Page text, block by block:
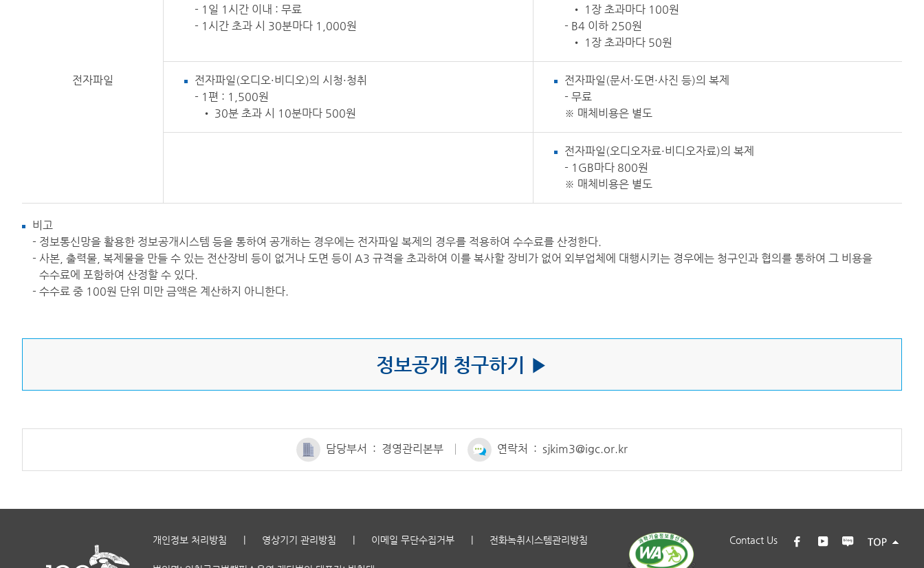
전자파일
- 1일 1시간 이내 : 무료
- 1시간 초과 시 30분마다 1,000원
• 1장 초과마다 100원
- B4 이하 250원
• 1장 초과마다 50원
전자파일(오디오·비디오)의 시청·청취
- 1편 : 1,500원
• 30분 초과 시 10분마다 500원
전자파일(문서·도면·사진 등)의 복제
- 무료
※ 매체비용은 별도
전자파일(오디오자료·비디오자료)의 복제
- 1GB마다 800원
※ 매체비용은 별도
비고
- 정보통신망을 활용한 정보공개시스템 등을 통하여 공개하는 경우에는 전자파일 복제의 경우를 적용하여 수수료를 산정한다.
- 사본, 출력물, 복제물을 만들 수 있는 전산장비 등이 없거나 도면 등이 A3 규격을 초과하여 이를 복사할 장비가 없어 외부업체에 대행시키는 경우에는 청구인과 협의를 통하여 그 비용을
수수료에 포함하여 산정할 수 있다.
- 수수료 중 100원 단위 미만 금액은 계산하지 아니한다.
정보공개 청구하기 ▶
담당부서 : 경영관리본부 연락처 : sjkim3@igc.or.kr
개인정보 처리방침 영상기기 관리방침 이메일 무단수집거부 전화녹취시스템관리방침 Contact Us